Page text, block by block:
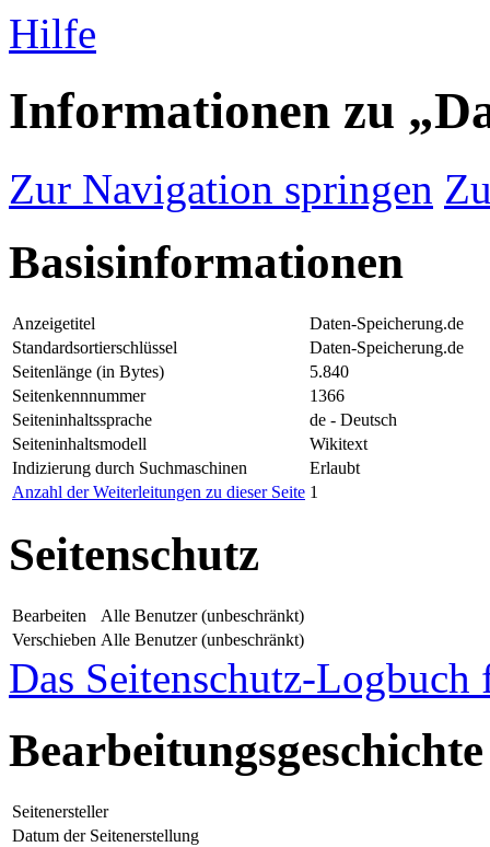
Hilfe
Informationen zu
Zur Navigation springen
Basisinformationen
Anzeigetitel
Daten-Speicherung.de
Standardsortierschlüssel
Daten-Speicherung.de
Seitenlänge (in Bytes)
5.840
Seitenkennnummer
1366
Seiteninhaltssprache
de - Deutsch
Seiteninhaltsmodell
Wikitext
Indizierung durch Suchmaschinen
Erlaubt
Anzahl der Weiterleitungen zu dieser Seite 1
Seitenschutz
Bearbeiten
Alle Benutzer (unbeschränkt)
Verschieben Alle Benutzer (unbeschränkt)
Das Seitenschutz-Logbuch
Bearbeitungsgeschichte
Seitenersteller
Datum der Seitenerstellung